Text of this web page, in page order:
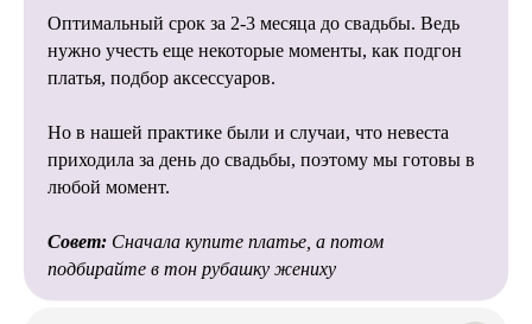
Опытные организаторы
и стилисты помогут избежать
многих сложностей при
Убедиться, что каждое платье —
это история любви, красоты
и незабываемых впечатлений.
Пусть эти фотографии станут источником
идей и помогут создать свадьбу мечты! ✨
Оптимальный срок за 2-3 месяца до свадьбы. Ведь
нужно учесть еще некоторые моменты, как подгон
платья, подбор аксессуаров.
Но в нашей практике были и случаи, что невеста
приходила за день до свадьбы, поэтому мы готовы в
любой момент.
Совет: Сначала купите платье, а потом
подбирайте в тон рубашку жениху